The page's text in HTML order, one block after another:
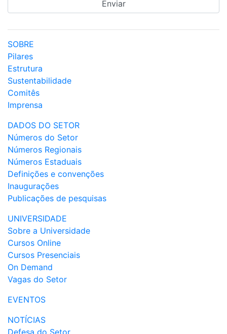
SOBRE
Pilares
Estrutura
Sustentabilidade
Comitês
Imprensa
DADOS DO SETOR
Números do Setor
Números Regionais
Números Estaduais
Definições e convenções
Inaugurações
Publicações de pesquisas
UNIVERSIDADE
Sobre a Universidade
Cursos Online
Cursos Presenciais
On Demand
Vagas do Setor
EVENTOS
NOTÍCIAS
Defesa do Setor